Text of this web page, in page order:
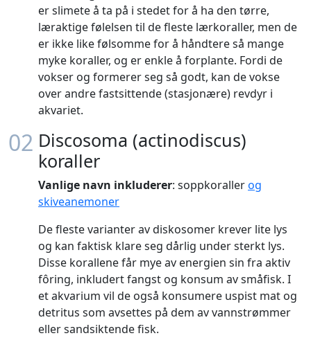
er slimete å ta på i stedet for å ha den tørre,
læraktige følelsen til de fleste lærkoraller, men de
er ikke like følsomme for å håndtere så mange
myke koraller, og er enkle å forplante. Fordi de
vokser og formerer seg så godt, kan de vokse
over andre fastsittende (stasjonære) revdyr i
akvariet.
02 Discosoma (actinodiscus)
koraller
Vanlige navn inkluderer: soppkorallerog
skiveanemoner
De fleste varianter av diskosomer krever lite lys
og kan faktisk klare seg dårlig under sterkt lys.
Disse korallene får mye av energien sin fra aktiv
fôring, inkludert fangst og konsum av småfisk. I
et akvarium vil de også konsumere uspist mat og
detritus som avsettes på dem av vannstrømmer
eller sandsiktende fisk.